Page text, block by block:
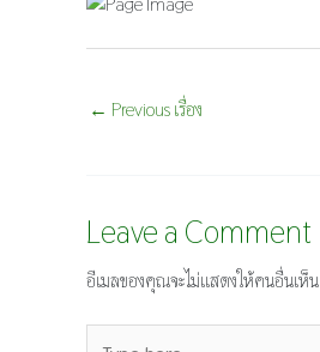
← Previous เรื่อง
Leave a Comment
อีเมลของคุณจะไม่แสดงให้คนอื่นเห็น